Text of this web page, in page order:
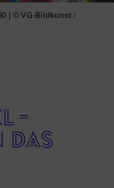
| © VG-Bildkunst /
-
das